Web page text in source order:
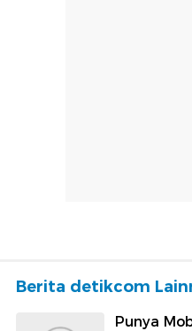
Berita detikcom
Punya